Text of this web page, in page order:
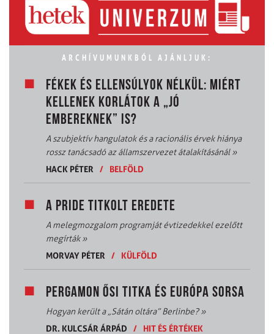
ARCHÍVUMUNKBÓL AJÁNLJUK:
FÉKEK ÉS ELLENSÚLYOK NÉLKÜL: MIÉRT
KELLENEK KORLÁTOK A „JÓ
EMBEREKNEK” IS?
A szubjektív hangulatok és a racionális érvek hiánya
rossz tanácsadó az államszervezet átalakításánál»
HACK PÉTER
/ BELFÖLD
A PRIDE TITKOLT EREDETE
A melegmozgalom programját évtizedekkel ezelőtt
megírták»
MORVAY PÉTER
/ KÜLFÖLD
PERGAMON ŐSI TITKA ÉS EURÓPA SORSA
Hogyan került a „Sátán oltára” Berlinbe?»
DR. KULCSÁR ÁRPÁD
/ HIT ÉS ÉRTÉKEK